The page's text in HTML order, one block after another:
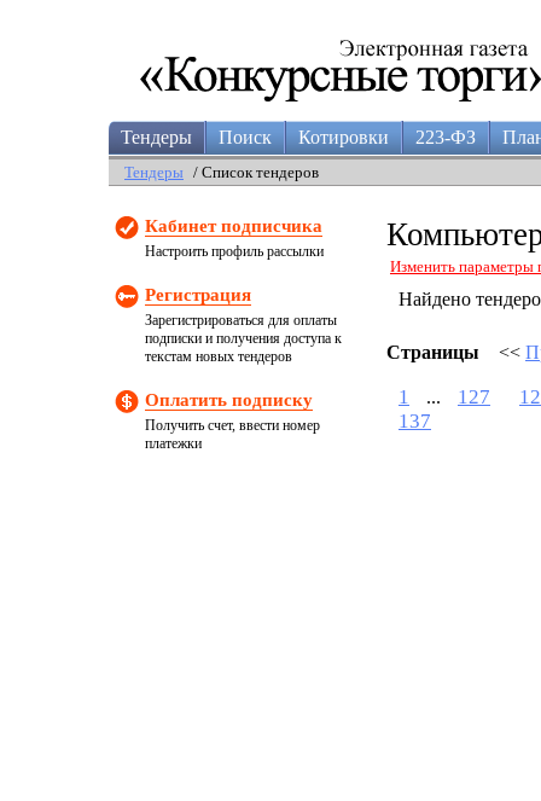
Тендеры Поиск Котировки 223-ФЗ
Тендеры / Список тендеров
Кабинет подписчика
Настроить профиль рассылки
Регистрация
Зарегистрироваться для оплаты
подписки и получения доступа к
текстам новых тендеров
Оплатить подписку
Получить счет, ввести номер
платежки
Изменить параметры
Найдено
Страницы <<
1 ... 127
137